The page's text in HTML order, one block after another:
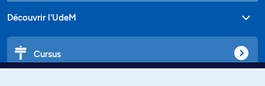
Découvrir l'UdeM
Cursus